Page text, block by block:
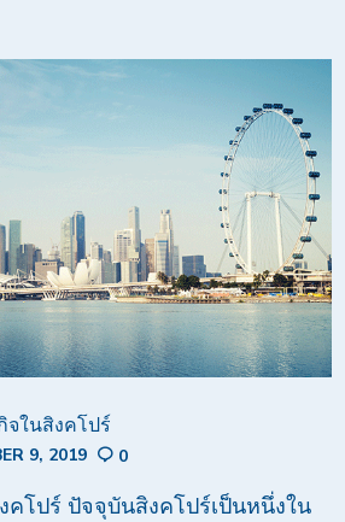
จในสิงคโปร์
9, 2019 0
คโปร์ ปัจจุบันสิงคโปร์เป็นหนึ่งใน